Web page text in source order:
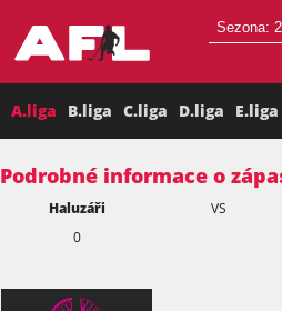
A.liga B.liga C.liga D.liga E.liga
Podrobné informace o
Haluzáři VS
0